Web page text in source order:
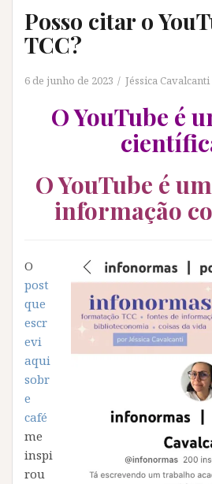
Posso citar o
TCC?
6 de junho de 2023 Jéssica Cavalcanti
O YouTube é
O YouTube é
informação
O
post
que
escr
evi
aqui
sobr
e
café
me
inspi
rou